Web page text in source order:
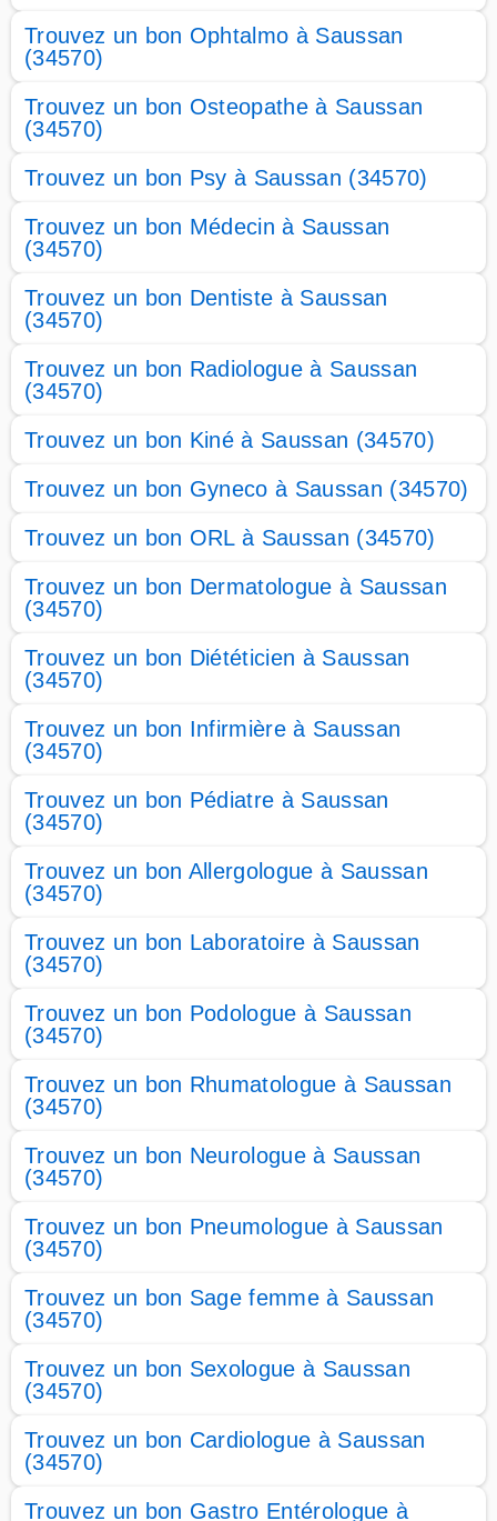
Trouvez un bon Ophtalmo à Saussan
(34570)
Trouvez un bon Osteopathe à Saussan
(34570)
Trouvez un bon Psy à Saussan (34570)
Trouvez un bon Médecin à Saussan
(34570)
Trouvez un bon Dentiste à Saussan
(34570)
Trouvez un bon Radiologue à Saussan
(34570)
Trouvez un bon Kiné à Saussan (34570)
Trouvez un bon Gyneco à Saussan (34570)
Trouvez un bon ORL à Saussan (34570)
Trouvez un bon Dermatologue à Saussan
(34570)
Trouvez un bon Diététicien à Saussan
(34570)
Trouvez un bon Infirmière à Saussan
(34570)
Trouvez un bon Pédiatre à Saussan
(34570)
Trouvez un bon Allergologue à Saussan
(34570)
Trouvez un bon Laboratoire à Saussan
(34570)
Trouvez un bon Podologue à Saussan
(34570)
Trouvez un bon Rhumatologue à Saussan
(34570)
Trouvez un bon Neurologue à Saussan
(34570)
Trouvez un bon Pneumologue à Saussan
(34570)
Trouvez un bon Sage femme à Saussan
(34570)
Trouvez un bon Sexologue à Saussan
(34570)
Trouvez un bon Cardiologue à Saussan
(34570)
Trouvez un bon Gastro Entérologue à